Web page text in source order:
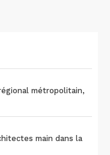
métropolitain,
main dans la